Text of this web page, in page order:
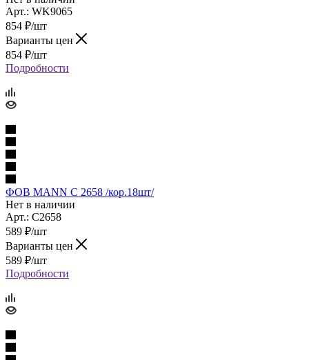
Арт.: WK9065
854 ₽/шт
Варианты цен
854 ₽/шт
Подробности
ФОВ MANN C 2658 /кор.18шт/
Нет в наличии
Арт.: C2658
589 ₽/шт
Варианты цен
589 ₽/шт
Подробности